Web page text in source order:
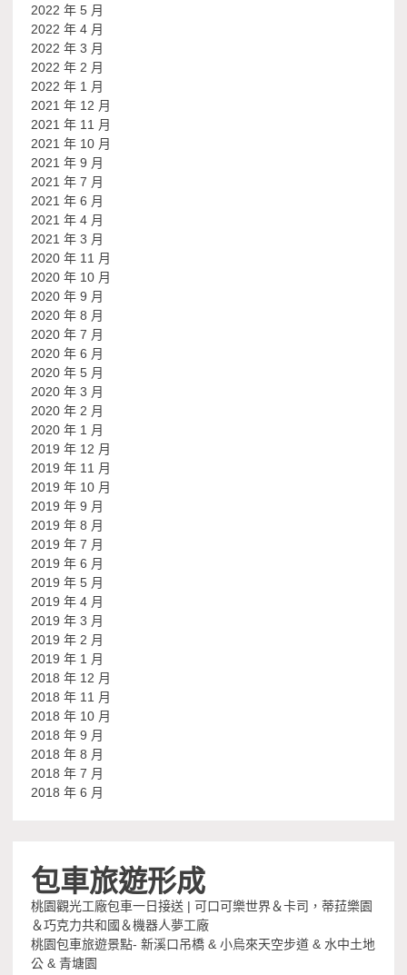
2022 年 5 月
2022 年 4 月
2022 年 3 月
2022 年 2 月
2022 年 1 月
2021 年 12 月
2021 年 11 月
2021 年 10 月
2021 年 9 月
2021 年 7 月
2021 年 6 月
2021 年 4 月
2021 年 3 月
2020 年 11 月
2020 年 10 月
2020 年 9 月
2020 年 8 月
2020 年 7 月
2020 年 6 月
2020 年 5 月
2020 年 3 月
2020 年 2 月
2020 年 1 月
2019 年 12 月
2019 年 11 月
2019 年 10 月
2019 年 9 月
2019 年 8 月
2019 年 7 月
2019 年 6 月
2019 年 5 月
2019 年 4 月
2019 年 3 月
2019 年 2 月
2019 年 1 月
2018 年 12 月
2018 年 11 月
2018 年 10 月
2018 年 9 月
2018 年 8 月
2018 年 7 月
2018 年 6 月
包車旅遊形成
桃園觀光工廠包車一日接送 | 可口可樂世界＆卡司，蒂菈樂園
＆巧克力共和國＆機器人夢工廠
桃園包車旅遊景點- 新溪口吊橋 & 小烏來天空步道 & 水中土地
公 & 青塘園